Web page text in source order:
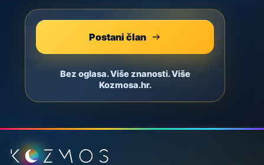
Postani član
Bez oglasa. Više znanosti. Više
Kozmosa.hr.
Podnožje stranice